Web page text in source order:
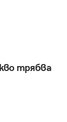
трябва